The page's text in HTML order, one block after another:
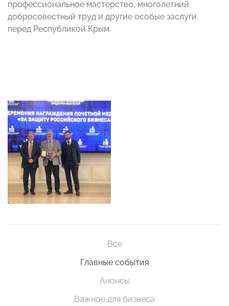
профессиональное мастерство, многолетний
добросовестный труд и другие особые заслуги
перед Республикой Крым.
Все
Главные события
Анонсы
Важное для бизнеса